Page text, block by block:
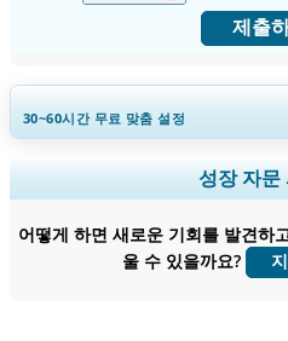
제출
30~60시간무료 맞춤 설정
지역 및 국가 범위 확장, 세그먼트 분
종 사용자
지금 맞
성장 자문
어떻게 하면 새로운 기회를 발견하
울 수 있을까요?